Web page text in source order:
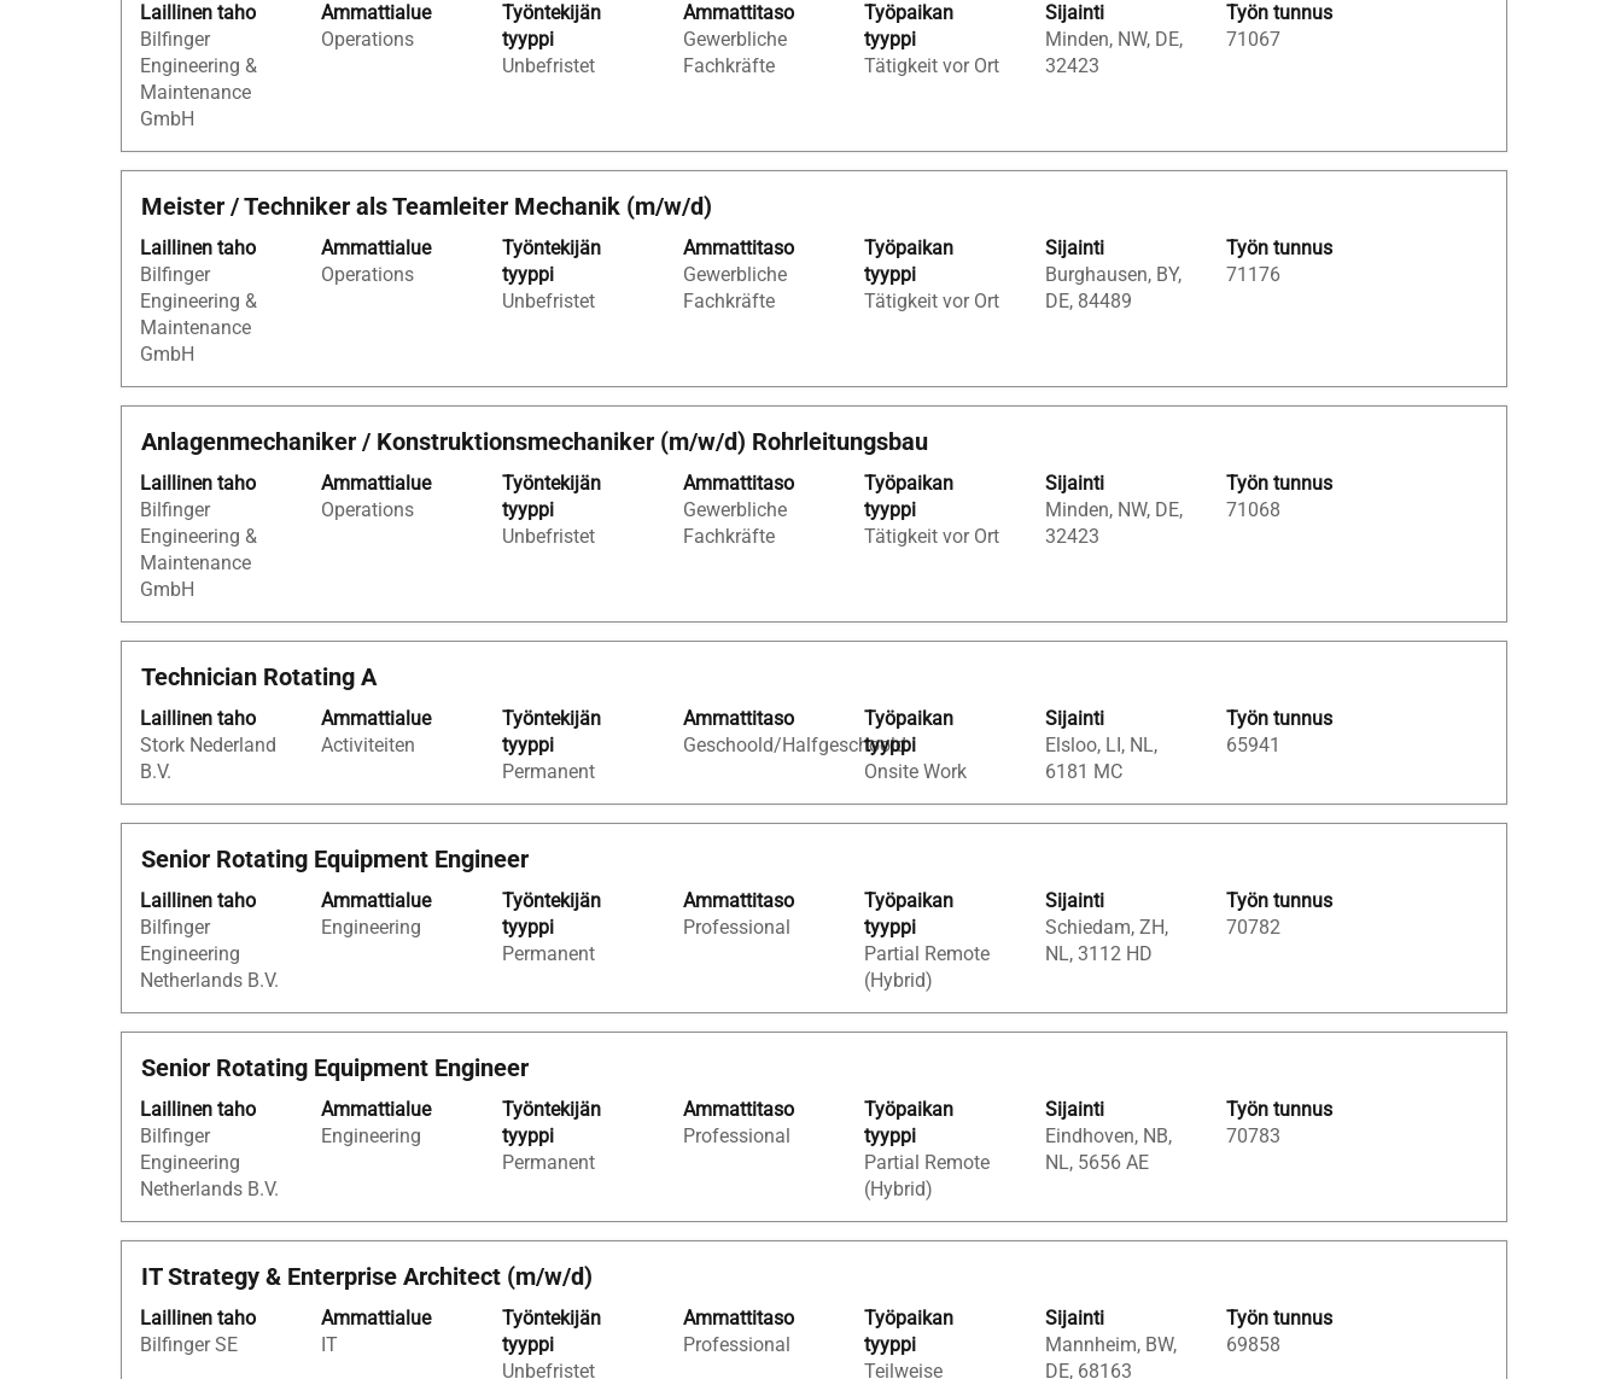
Laillinen taho
Bilfinger
Engineering &
Maintenance
GmbH
Ammattialue
Operations
Työntekijän
tyyppi
Unbefristet
Ammattitaso
Gewerbliche
Fachkräfte
Työpaikan
tyyppi
Tätigkeit vor Ort
Sijainti
Minden, NW, DE,
32423
Työn tunnus
71067
jos
haluat
nähdä
työpaikan
kaikki
tiedot.
Ammattinimike
Meister / Techniker als Teamleiter Mechanik (m/w/d)
Laillinen taho
Bilfinger
Engineering &
Maintenance
GmbH
Ammattialue
Operations
Työntekijän
tyyppi
Unbefristet
Ammattitaso
Gewerbliche
Fachkräfte
Työpaikan
tyyppi
Tätigkeit vor Ort
Sijainti
Burghausen, BY,
DE, 84489
Työn tunnus
71176
Valitse
jos
haluat
nähdä
työpaikan
kaikki
tiedot.
Ammattinimike
Anlagenmechaniker / Konstruktionsmechaniker (m/w/d) Rohrleitungsbau
Laillinen taho
Bilfinger
Engineering &
Maintenance
GmbH
Ammattialue
Operations
Työntekijän
tyyppi
Unbefristet
Ammattitaso
Gewerbliche
Fachkräfte
Työpaikan
tyyppi
Tätigkeit vor Ort
Sijainti
Minden, NW, DE,
32423
Työn tunnus
71068
Valitse
välilyöntinäppäimellä,
jos
haluat
nähdä
työpaikan
kaikki
tiedot.
Ammattinimike
Technician Rotating A
Laillinen taho
Stork Nederland
B.V.
Ammattialue
Activiteiten
Työntekijän
tyyppi
Permanent
Ammattitaso
Geschoold/Halfgeschoold
Työpaikan
tyyppi
Onsite Work
Sijainti
Elsloo, LI, NL,
6181 MC
Työn tunnus
65941
Valitse
jos
haluat
nähdä
työpaikan
kaikki
tiedot.
Ammattinimike
Senior Rotating Equipment Engineer
Laillinen taho
Bilfinger
Engineering
Netherlands B.V.
Ammattialue
Engineering
Työntekijän
tyyppi
Permanent
Ammattitaso
Professional
Työpaikan
tyyppi
Partial Remote
(Hybrid)
Sijainti
Schiedam, ZH,
NL, 3112 HD
Työn tunnus
70782
Valitse
välilyöntinäppäimellä,
jos
haluat
nähdä
työpaikan
kaikki
tiedot.
Ammattinimike
Senior Rotating Equipment Engineer
Laillinen taho
Bilfinger
Engineering
Netherlands B.V.
Ammattialue
Engineering
Työntekijän
tyyppi
Permanent
Ammattitaso
Professional
Työpaikan
tyyppi
Partial Remote
(Hybrid)
Sijainti
Eindhoven, NB,
NL, 5656 AE
Työn tunnus
70783
Valitse
välilyöntinäppäimellä,
jos
haluat
nähdä
työpaikan
kaikki
tiedot.
Ammattinimike
IT Strategy & Enterprise Architect (m/w/d)
Laillinen taho
Bilfinger SE
Ammattialue
IT
Työntekijän
tyyppi
Unbefristet
Ammattitaso
Professional
Työpaikan
tyyppi
Teilweise
Sijainti
Mannheim, BW,
DE, 68163
Työn tunnus
69858
Valitse
välilyöntinäppäimellä,
jos
haluat